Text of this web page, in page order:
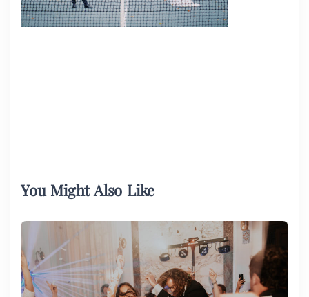
You Might Also Like